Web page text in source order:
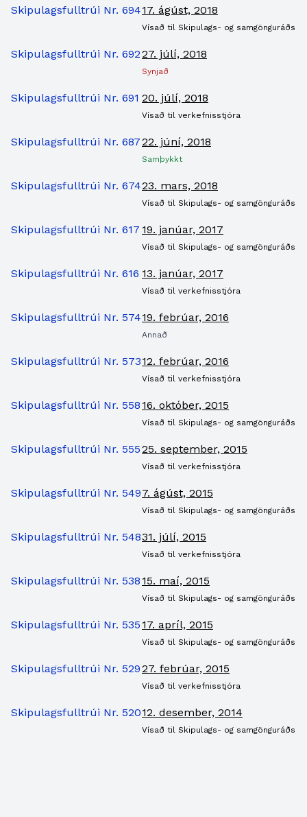
Skipulagsfulltrúi Nr. 69417. ágúst, 2018
Vísað til Skipulags- og samgönguráðs
Skipulagsfulltrúi Nr. 69227. júlí, 2018
Synjað
Skipulagsfulltrúi Nr. 691 20. júlí, 2018
Vísað til verkefnisstjóra
Skipulagsfulltrúi Nr. 68722. júní, 2018
Samþykkt
Skipulagsfulltrúi Nr. 67423. mars, 2018
Vísað til Skipulags- og samgönguráðs
Skipulagsfulltrúi Nr. 617 19. janúar, 2017
Vísað til Skipulags- og samgönguráðs
Skipulagsfulltrúi Nr. 616 13. janúar, 2017
Vísað til verkefnisstjóra
Skipulagsfulltrúi Nr. 57419. febrúar, 2016
Annað
Skipulagsfulltrúi Nr. 57312. febrúar, 2016
Vísað til verkefnisstjóra
Skipulagsfulltrúi Nr. 558 16. október, 2015
Vísað til Skipulags- og samgönguráðs
Skipulagsfulltrúi Nr. 55525. september, 2015
Vísað til verkefnisstjóra
Skipulagsfulltrúi Nr. 5497. ágúst, 2015
Vísað til Skipulags- og samgönguráðs
Skipulagsfulltrúi Nr. 54831. júlí, 2015
Vísað til verkefnisstjóra
Skipulagsfulltrúi Nr. 538 15. maí, 2015
Vísað til Skipulags- og samgönguráðs
Skipulagsfulltrúi Nr. 535 17. apríl, 2015
Vísað til Skipulags- og samgönguráðs
Skipulagsfulltrúi Nr. 52927. febrúar, 2015
Vísað til verkefnisstjóra
Skipulagsfulltrúi Nr. 52012. desember, 2014
Vísað til Skipulags- og samgönguráðs